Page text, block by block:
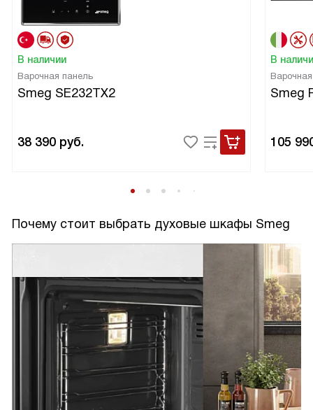
В наличии
Варочная панель
Smeg SE232TX2
38 390 руб.
В
Smeg
105
Почему стоит выбрать духовые шкафы Smeg